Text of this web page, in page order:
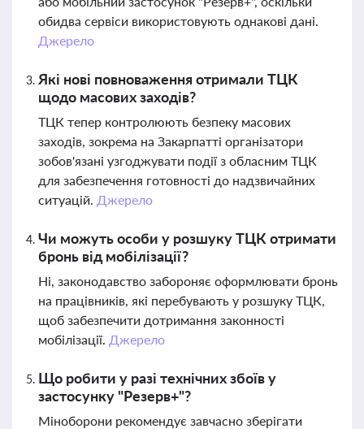
обидва сервіси використовують однакові дані.
Джерело
Які нові повноваження отримали ТЦК
щодо масових заходів?
ТЦК тепер контролюють безпеку масових
заходів, зокрема на Закарпатті організатори
зобов'язані узгоджувати події з обласним ТЦК
для забезпечення готовності до надзвичайних
ситуацій. Джерело
Чи можуть особи у розшуку ТЦК отримати
бронь від мобілізації?
Ні, законодавство забороняє оформлювати бронь
на працівників, які перебувають у розшуку ТЦК,
щоб забезпечити дотримання законності
мобілізації. Джерело
Що робити у разі технічних збоїв у
застосунку "Резерв+"?
Міноборони рекомендує завчасно зберігати